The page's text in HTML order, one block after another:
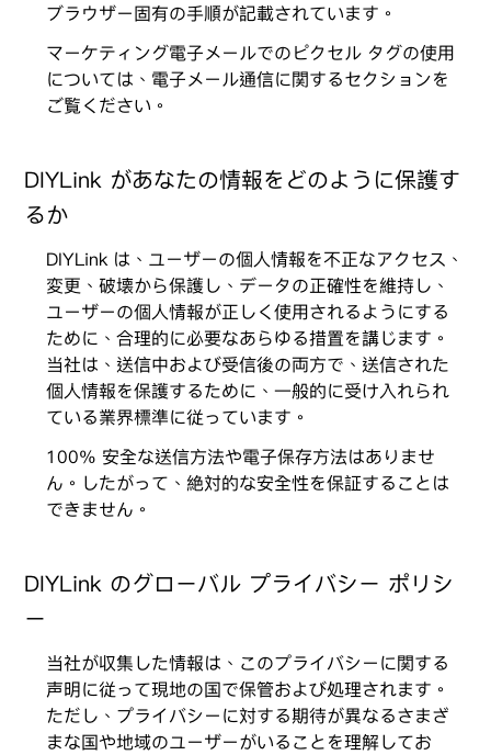
ブラウザー固有の手順が記載されています。
マーケティング電子メールでのピクセル タグの使用
については、電子メール通信に関するセクションを
ご覧ください。
DIYLink があなたの情報をどのように保護す
るか
DIYLink は、ユーザーの個人情報を不正なアクセス、
変更、破壊から保護し、データの正確性を維持し、
ユーザーの個人情報が正しく使用されるようにする
ために、合理的に必要なあらゆる措置を講じます。
当社は、送信中および受信後の両方で、送信された
個人情報を保護するために、一般的に受け入れられ
ている業界標準に従っています。
100% 安全な送信方法や電子保存方法はありませ
ん。したがって、絶対的な安全性を保証することは
できません。
DIYLink のグローバル プライバシー ポリシ
ー
当社が収集した情報は、このプライバシーに関する
声明に従って現地の国で保管および処理されます。
ただし、プライバシーに対する期待が異なるさまざ
まな国や地域のユーザーがいることを理解してお